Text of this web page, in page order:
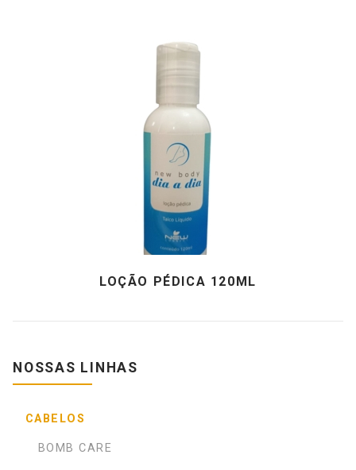
LOÇÃO PÉDICA 120ML
NOSSAS LINHAS
CABELOS
BOMB CARE